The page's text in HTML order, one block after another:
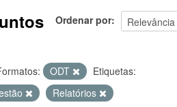
Ordenar por
ODT
Etiquetas:
Relatórios